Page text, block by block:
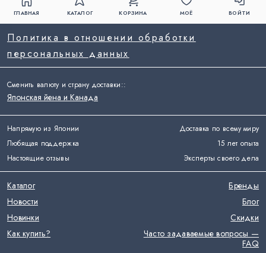
ГЛАВНАЯ КАТАЛОГ КОРЗИНА МОЁ ВОЙТИ
Напрямую из Японии
Доставка по всему миру
Любящая поддержка
15 лет опыта
Настоящие отзывы
Эксперты своего дела
Политика в отношении обработки
персональных данных
Каталог
Бренды
Новости
Блог
Новинки
Скидки
Как купить?
Часто задаваемые вопросы —
FAQ
Сменить валюту и страну доставки::
Японская йена и Канада